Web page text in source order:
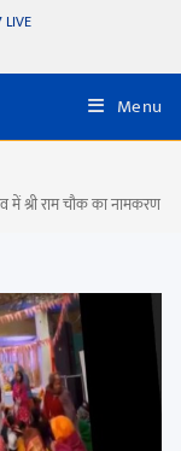
Menu
में श्री राम चौक का नामकरण